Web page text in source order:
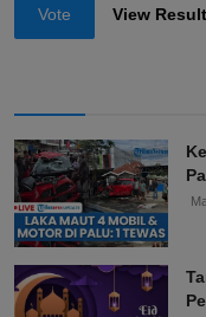
Vote View